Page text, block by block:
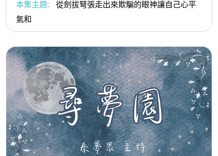
本集主題:
從劍拔弩張走出來欺騙的眼神讓自己心平
氣和